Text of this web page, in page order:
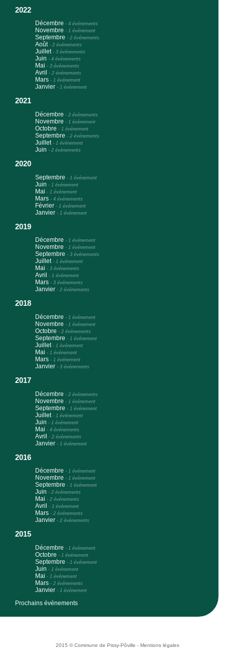
2022
Décembre - 4 événements
Novembre - 1 événement
Septembre - 2 événements
Août - 2 événements
Juillet - 3 événements
Juin - 4 événements
Mai - 3 événements
Avril - 2 événements
Mars - 1 événement
Janvier - 1 événement
2021
Décembre - 2 événements
Novembre - 1 événement
Octobre - 1 événement
Septembre - 2 événements
Juillet - 1 événement
Juin - 2 événements
2020
Septembre - 1 événement
Juin - 1 événement
Mai - 1 événement
Mars - 4 événements
Février - 1 événement
Janvier - 1 événement
2019
Décembre - 1 événement
Novembre - 1 événement
Septembre - 3 événements
Juillet - 1 événement
Mai - 3 événements
Avril - 1 événement
Mars - 3 événements
Janvier - 2 événements
2018
Décembre - 1 événement
Novembre - 1 événement
Octobre - 2 événements
Septembre - 1 événement
Juillet - 1 événement
Mai - 1 événement
Mars - 1 événement
Janvier - 3 événements
2017
Décembre - 2 événements
Novembre - 1 événement
Septembre - 1 événement
Juillet - 1 événement
Juin - 1 événement
Mai - 4 événements
Avril - 2 événements
Janvier - 1 événement
2016
Décembre - 1 événement
Novembre - 1 événement
Septembre - 1 événement
Juin - 2 événements
Mai - 2 événements
Avril - 1 événement
Mars - 2 événements
Janvier - 2 événements
2015
Décembre - 1 événement
Octobre - 1 événement
Septembre - 1 événement
Juin - 1 événement
Mai - 1 événement
Mars - 2 événements
Janvier - 1 événement
Prochains événements
2015 © Commune de Pissy-Pôville - Mentions légales